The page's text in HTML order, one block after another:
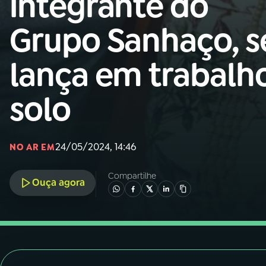
01INÍCIO
02A RÁDIO
03 PROGRAMAÇÃO
04PROGRAMAS
PODCASTS
06VIDEOCASTS
Grupo Sanhaço,
lança em
solo
NO AR EM24/05/2024, 14:46
Ouça agora
Compartilhe